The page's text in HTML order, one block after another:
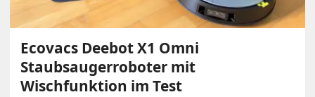
Ecovacs Deebot X1 Omni
Staubsaugerroboter mit
Wischfunktion im Test